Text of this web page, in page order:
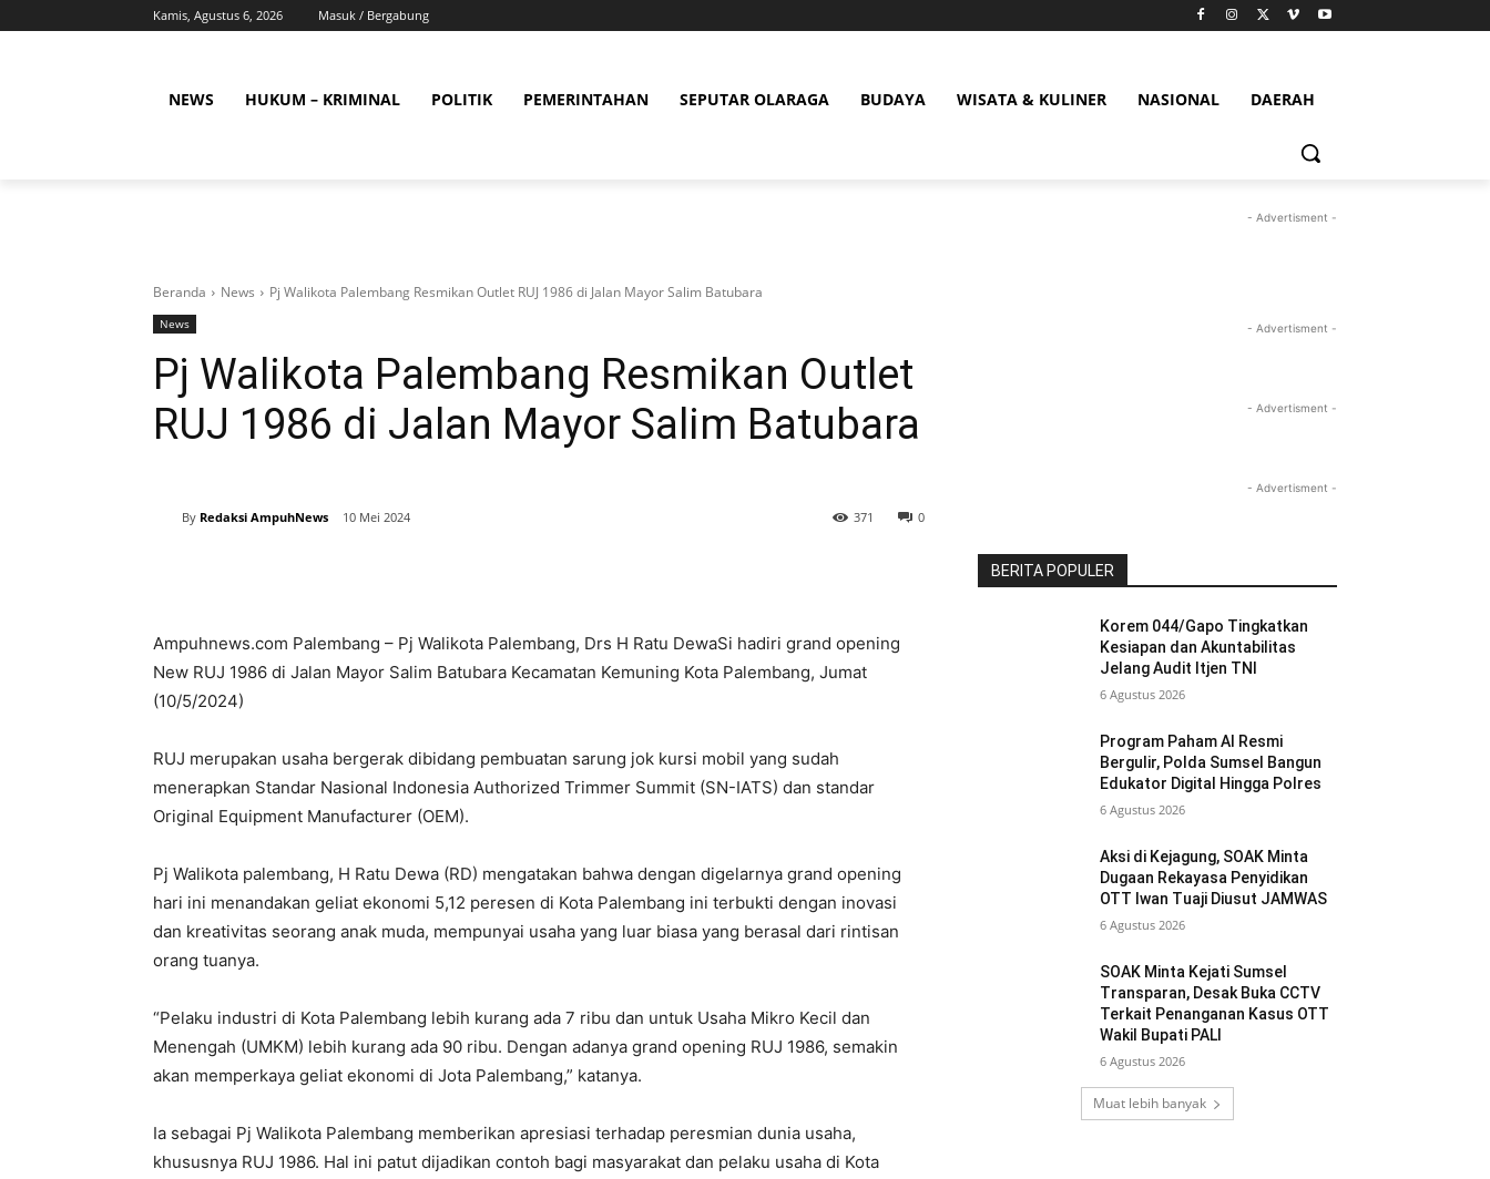
Kamis, Agustus 6, 2026 Masuk / Bergabung
NEWS HUKUM – KRIMINAL POLITIK PEMERINTAHAN SEPUTAR OLARAGA BUDAYA WISATA & KULINER NASIONAL DAERAH
- Advertisment -
Beranda News Pj Walikota Palembang Resmikan Outlet RUJ 1986 di Jalan Mayor Salim Batubara
News
Pj Walikota Palembang Resmikan Outlet
RUJ 1986 di Jalan Mayor Salim Batubara
By Redaksi AmpuhNews 10 Mei 2024 0
371
Ampuhnews.com Palembang – Pj Walikota Palembang, Drs H Ratu DewaSi hadiri grand opening
New RUJ 1986 di Jalan Mayor Salim Batubara Kecamatan Kemuning Kota Palembang, Jumat
(10/5/2024)
RUJ merupakan usaha bergerak dibidang pembuatan sarung jok kursi mobil yang sudah
menerapkan Standar Nasional Indonesia Authorized Trimmer Summit (SN-IATS) dan standar
Original Equipment Manufacturer (OEM).
Pj Walikota palembang, H Ratu Dewa (RD) mengatakan bahwa dengan digelarnya grand opening
hari ini menandakan geliat ekonomi 5,12 peresen di Kota Palembang ini terbukti dengan inovasi
dan kreativitas seorang anak muda, mempunyai usaha yang luar biasa yang berasal dari rintisan
orang tuanya.
“Pelaku industri di Kota Palembang lebih kurang ada 7 ribu dan untuk Usaha Mikro Kecil dan
Menengah (UMKM) lebih kurang ada 90 ribu. Dengan adanya grand opening RUJ 1986, semakin
akan memperkaya geliat ekonomi di Jota Palembang,” katanya.
Ia sebagai Pj Walikota Palembang memberikan apresiasi terhadap peresmian dunia usaha,
khususnya RUJ 1986. Hal ini patut dijadikan contoh bagi masyarakat dan pelaku usaha di Kota
- Advertisment -
- Advertisment -
- Advertisment -
BERITA POPULER
Korem 044/Gapo Tingkatkan
Kesiapan dan Akuntabilitas
Jelang Audit Itjen TNI
6 Agustus 2026
Program Paham AI Resmi
Bergulir, Polda Sumsel Bangun
Edukator Digital Hingga Polres
6 Agustus 2026
Aksi di Kejagung, SOAK Minta
Dugaan Rekayasa Penyidikan
OTT Iwan Tuaji Diusut JAMWAS
6 Agustus 2026
SOAK Minta Kejati Sumsel
Transparan, Desak Buka CCTV
Terkait Penanganan Kasus OTT
Wakil Bupati PALI
6 Agustus 2026
Muat lebih banyak